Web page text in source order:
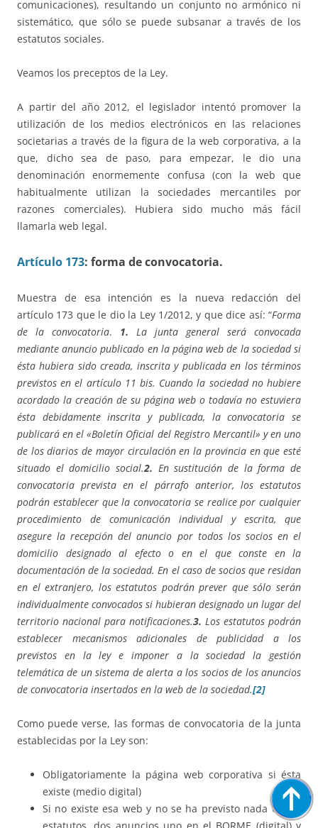
comunicaciones), resultando un conjunto no armónico ni
sistemático, que sólo se puede subsanar a través de los
estatutos sociales.
Veamos los preceptos de la Ley.
A partir del año 2012, el legislador intentó promover la
utilización de los medios electrónicos en las relaciones
societarias a través de la figura de la web corporativa, a la
que, dicho sea de paso, para empezar, le dio una
denominación enormemente confusa (con la web que
habitualmente utilizan la sociedades mercantiles por
razones comerciales). Hubiera sido mucho más fácil
llamarla web legal.
Artículo 173: forma de convocatoria.
Muestra de esa intención es la nueva redacción del
artículo 173 que le dio la Ley 1/2012, y que dice así: “Forma
de la convocatoria. 1. La junta general será convocada
mediante anuncio publicado en la página web de la sociedad si
ésta hubiera sido creada, inscrita y publicada en los términos
previstos en el artículo 11 bis. Cuando la sociedad no hubiere
acordado la creación de su página web o todavía no estuviera
ésta debidamente inscrita y publicada, la convocatoria se
publicará en el «Boletín Oficial del Registro Mercantil» y en uno
de los diarios de mayor circulación en la provincia en que esté
situado el domicilio social.2. En sustitución de la forma de
convocatoria prevista en el párrafo anterior, los estatutos
podrán establecer que la convocatoria se realice por cualquier
procedimiento de comunicación individual y escrita, que
asegure la recepción del anuncio por todos los socios en el
domicilio designado al efecto o en el que conste en la
documentación de la sociedad. En el caso de socios que residan
en el extranjero, los estatutos podrán prever que sólo serán
individualmente convocados si hubieran designado un lugar del
territorio nacional para notificaciones.3. Los estatutos podrán
establecer mecanismos adicionales de publicidad a los
previstos en la ley e imponer a la sociedad la gestión
telemática de un sistema de alerta a los socios de los anuncios
de convocatoria insertados en la web de la sociedad.[2]
Como puede verse, las formas de convocatoria de la junta
establecidas por la Ley son:
Obligatoriamente la página web corporativa si ésta
existe (medio digital)
Si no existe esa web y no se ha previsto nada en los